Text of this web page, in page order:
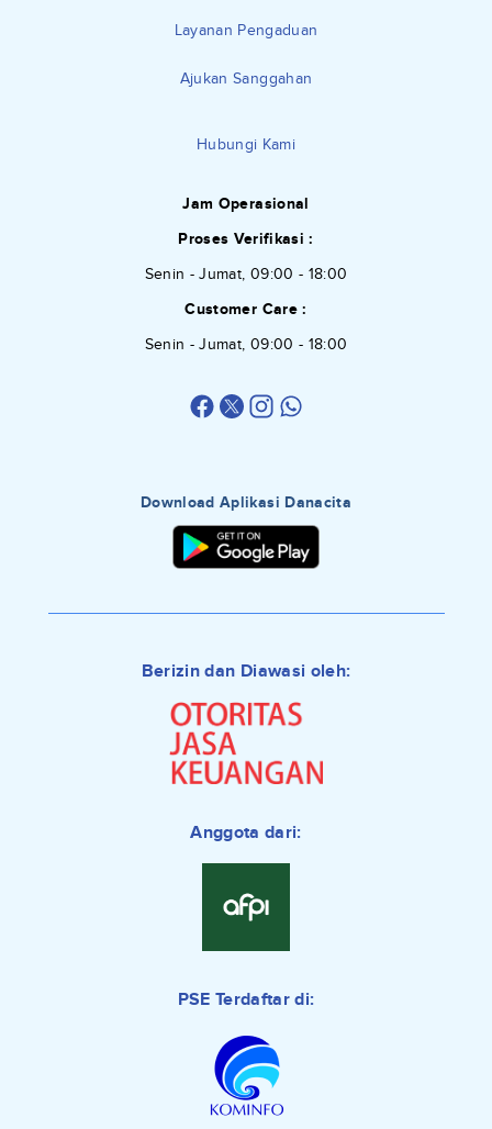
Layanan Pengaduan
Ajukan Sanggahan
Hubungi Kami
Jam Operasional
Proses Verifikasi :
Senin - Jumat, 09:00 - 18:00
Customer Care :
Senin - Jumat, 09:00 - 18:00
Download Aplikasi Danacita
Berizin dan Diawasi oleh:
Anggota dari:
PSE Terdaftar di: